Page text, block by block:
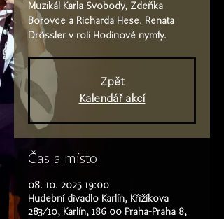
Muzikál Karla Svobody, Zdeňka
Borovce a Richarda Hese. Renata
Drössler v roli Hodinové nymfy.
Zpět
Kalendář akcí
Čas a místo
08. 10. 2025 19:00
Hudební divadlo Karlín, Křižíkova
283/10, Karlín, 186 00 Praha-Praha 8,